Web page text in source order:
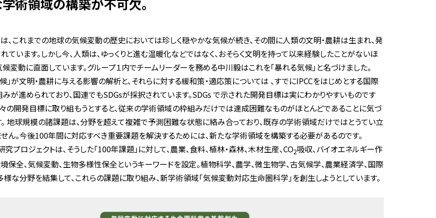
、これまでの地球の気候変動の歴史においては珍しく穏やかな気候が続き、その間に人類の文明・農耕は生まれ、発
ています。しかし今、人類は、ゆっくりと進む温暖化などではなく、おそらく文明を持って以来経験したことがないほ
変動に直面しています。グループ１内でチームリーダーを務める中川毅はこれを「暴れる気候」と名づけました。
」が文明・農耕に与える影響の解析と、それらに対する緩和策・適応策については 、すでにIPCCをはじめとする国際
が進められており、国連でもSDGsが採択されています。SDGs で示された開発目標は実にわかりやすいものです
の開発目標に取り組もうとすると、従来の学術領域の枠組みだけでは達成困難なものがほとんどであることに気づ
地球規模の諸課題は、分野を超えて複雑で予測困難な状態に絡み合っており、既存の学術領域だけではとうてい立
ん。今後100年間に対応すべき重要課題を解決するためには、新たな学術領域を構築する必要があるのです。
究プロジェクトは、そうした「100年課題」に対して、農業、食料、植林・森林、木材生産、CO2吸収、バイオエネルギー作
保全、気候変動、生物多様性保全というキーワードを設定。植物科学、農学、微生物学、古気候学、農業経済学、国際
な分野を結集して、これらの課題に取り組み、新学術領域「気候変動対応生命圏科学」を創生しようとしています。